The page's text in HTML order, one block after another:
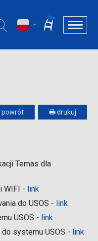
powrót 🖶 drukuj
Temas dla
WIFI - link
do USOS - link
USOS - link
systemu USOS - link